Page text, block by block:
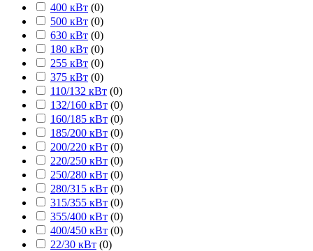
400 кВт (0)
500 кВт (0)
630 кВт (0)
180 кВт (0)
255 кВт (0)
375 кВт (0)
110/132 кВт (0)
132/160 кВт (0)
160/185 кВт (0)
185/200 кВт (0)
200/220 кВт (0)
220/250 кВт (0)
250/280 кВт (0)
280/315 кВт (0)
315/355 кВт (0)
355/400 кВт (0)
400/450 кВт (0)
22/30 кВт (0)